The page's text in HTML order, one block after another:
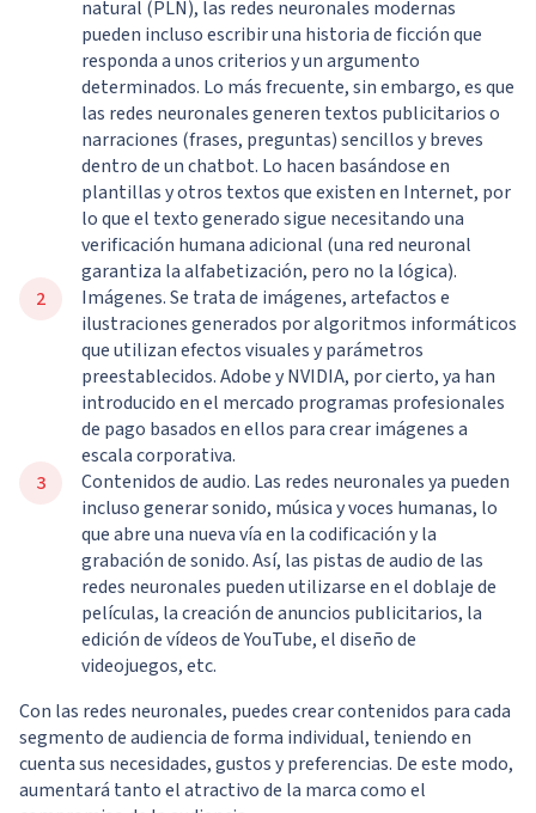
natural (PLN), las redes neuronales modernas
pueden incluso escribir una historia de ficción que
responda a unos criterios y un argumento
determinados. Lo más frecuente, sin embargo, es que
las redes neuronales generen textos publicitarios o
narraciones (frases, preguntas) sencillos y breves
dentro de un chatbot. Lo hacen basándose en
plantillas y otros textos que existen en Internet, por
lo que el texto generado sigue necesitando una
verificación humana adicional (una red neuronal
garantiza la alfabetización, pero no la lógica).
Imágenes. Se trata de imágenes, artefactos e
ilustraciones generados por algoritmos informáticos
que utilizan efectos visuales y parámetros
preestablecidos. Adobe y NVIDIA, por cierto, ya han
introducido en el mercado programas profesionales
de pago basados en ellos para crear imágenes a
escala corporativa.
Contenidos de audio. Las redes neuronales ya pueden
incluso generar sonido, música y voces humanas, lo
que abre una nueva vía en la codificación y la
grabación de sonido. Así, las pistas de audio de las
redes neuronales pueden utilizarse en el doblaje de
películas, la creación de anuncios publicitarios, la
edición de vídeos de YouTube, el diseño de
videojuegos, etc.
Con las redes neuronales, puedes crear contenidos para cada
segmento de audiencia de forma individual, teniendo en
cuenta sus necesidades, gustos y preferencias. De este modo,
aumentará tanto el atractivo de la marca como el